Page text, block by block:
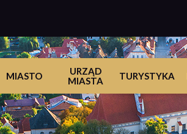
MIASTO
URZĄD
MIASTA
TURYSTYKA